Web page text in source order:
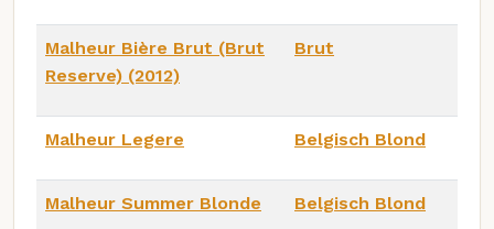
Malheur Bière Brut (Brut
Reserve) (2012)
Brut
Malheur Legere Belgisch Blond
Malheur Summer Blonde Belgisch Blond